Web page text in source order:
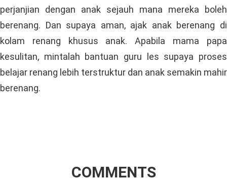
perjanjian dengan anak sejauh mana mereka boleh
berenang. Dan supaya aman, ajak anak berenang di
kolam renang khusus anak. Apabila mama papa
kesulitan, mintalah bantuan guru les supaya proses
belajar renang lebih terstruktur dan anak semakin mahir
berenang.
COMMENTS